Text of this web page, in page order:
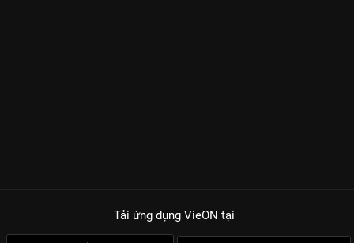
Tải ứng dụng VieON tại